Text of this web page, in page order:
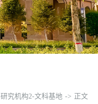
研究机构2-文科基地 -> 正文